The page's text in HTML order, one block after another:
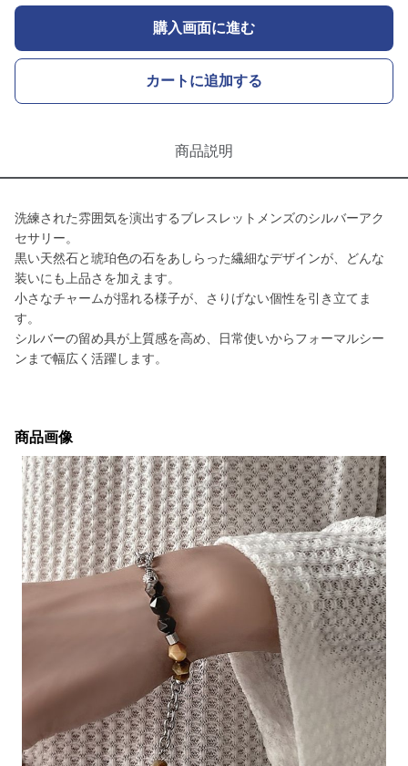
購入画面に進む
カートに追加する
商品説明
洗練された雰囲気を演出するブレスレットメンズのシルバーアク
セサリー。
黒い天然石と琥珀色の石をあしらった繊細なデザインが、どんな
装いにも上品さを加えます。
小さなチャームが揺れる様子が、さりげない個性を引き立てま
す。
シルバーの留め具が上質感を高め、日常使いからフォーマルシー
ンまで幅広く活躍します。
商品画像